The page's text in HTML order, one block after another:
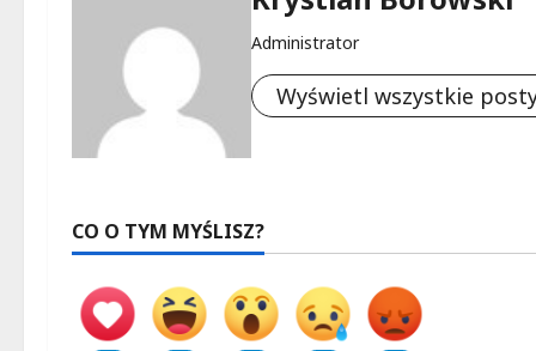
Administrator
Wyświetl wszystkie
CO O TYM MYŚLISZ?